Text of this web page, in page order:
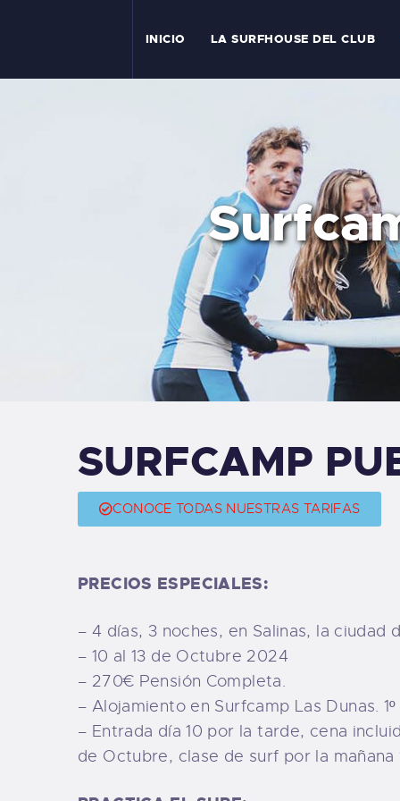
INICIO LA SURFHOUSE DEL CLUB
SURFCAMP
CONOCE TODAS NUESTRAS TARIFAS
PRECIOS ESPECIALES:
– 4 días, 3 noches, en Salinas, la ciudad
– 10 al 13 de Octubre 2024
– 270€ Pensión Completa.
– Alojamiento en Surfcamp Las Dunas.
– Entrada día 10 por la tarde, cena
de Octubre, clase de surf por la mañana